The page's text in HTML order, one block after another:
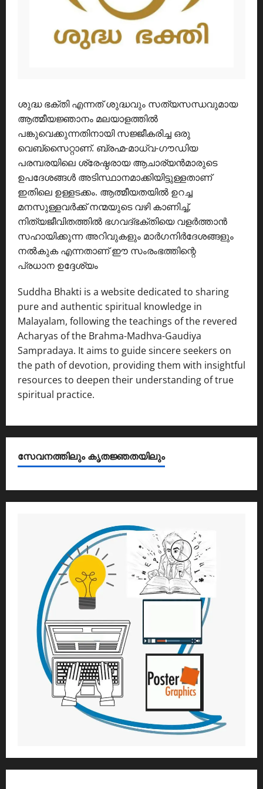
ശുദ്ധ ഭക്തി എന്നത് ശുദ്ധവും സത്യസന്ധവുമായ
ആത്മീയജ്ഞാനം മലയാളത്തിൽ
പങ്കുവെക്കുന്നതിനായി സജ്ജീകരിച്ച ഒരു
വെബ്സൈറ്റാണ്. ബ്രഹ്മ-മാധ്വ-ഗൗഡിയ
പരമ്പരയിലെ ശ്രേഷ്ഠരായ ആചാര്യൻമാരുടെ
ഉപദേശങ്ങൾ അടിസ്ഥാനമാക്കിയിട്ടുള്ളതാണ്
ഇതിലെ ഉള്ളടക്കം. ആത്മീയതയിൽ ഉറച്ച
മനസുള്ളവർക്ക് നന്മയുടെ വഴി കാണിച്ച്,
നിത്യജീവിതത്തിൽ ഭഗവദ്ഭക്തിയെ വളർത്താൻ
സഹായിക്കുന്ന അറിവുകളും മാർഗനിർദേശങ്ങളും
നൽകുക എന്നതാണ് ഈ സംരംഭത്തിന്റെ
പ്രധാന ഉദ്ദേശ്യം
Suddha Bhakti is a website dedicated to sharing
pure and authentic spiritual knowledge in
Malayalam, following the teachings of the revered
Acharyas of the Brahma-Madhva-Gaudiya
Sampradaya. It aims to guide sincere seekers on
the path of devotion, providing them with insightful
resources to deepen their understanding of true
spiritual practice.
സേവനത്തിലും കൃതജ്ഞതയിലും